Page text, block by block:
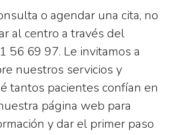
o agendar una cita, no
al centro a través del
56 69 97. Le invitamos a
nuestros servicios y
tantos pacientes confían en
página web para
y dar el primer paso